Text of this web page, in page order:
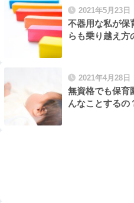
2021年5月23日
不器用な私が保
らも乗り越え方
2021年4月28日
無資格でも保育
んなことするの